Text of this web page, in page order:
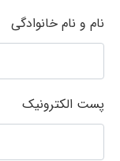
نام و نام خانوادگی
پست الکترونیک